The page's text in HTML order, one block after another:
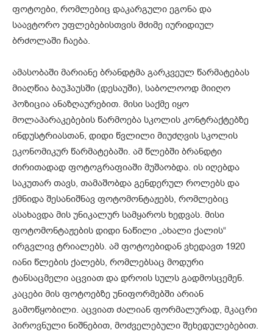
ფოტოები, რომლებიც დაკარგული ეგონა და
საავტორო უფლებებისთვის მძიმე იურიდიულ
ბრძოლაში ჩაება.
ამასობაში მარიანე ბრანდტმა გარკვეულ წარმატებას
მიაღწია ბაუჰაუსში (დესაუში), საბოლოოდ მიიღო
პოზიცია ანაზღაურებით. მისი საქმე იყო
მოლაპარაკებების წარმოება სკოლის კონტრაქტებზე
ინდუსტრიასთან, დიდი წვლილი მიუძღვის სკოლის
ეკონომიკურ წარმატებაში. ამ წლებში ბრანდტი
ძირითადად ფოტოგრაფიაში მუშაობდა. ის იღებდა
საკუთარ თავს, თამაშობდა გენდერულ როლებს და
ქმნიდა შესანიშნავ ფოტომონტაჟებს, რომლებიც
ასახავდა მის უნიკალურ სამყაროს ხედვას. მისი
ფოტომონტაჟების დიდი ნაწილი „ახალი ქალის“
ირგვლივ ტრიალებს. ამ ფოტოებიდან ვხედავთ 1920
იანი წლების ქალებს, რომლებსაც მოდური
ტანსაცმელი აცვიათ და დროის სულს გადმოსცემენ.
კაცები მის ფოტოებზე უნიფორმებში არიან
გამოწყობილი. აცვიათ ძალიან ფორმალურად, მკაცრი
პიროვნული ნიშნებით, მოძველებული შეხედულებებით.